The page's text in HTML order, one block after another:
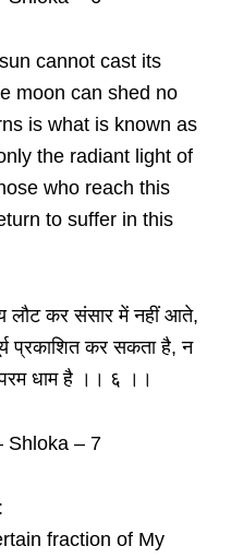
cannot cast its
moon can shed no
is what is known as
the radiant light of
who reach this
to suffer in this
लौट कर संसार में नहीं आते,
प्रकाशित कर सकता है, न
परम धाम है ।। ६ ।।
Shloka – 7
fraction of My